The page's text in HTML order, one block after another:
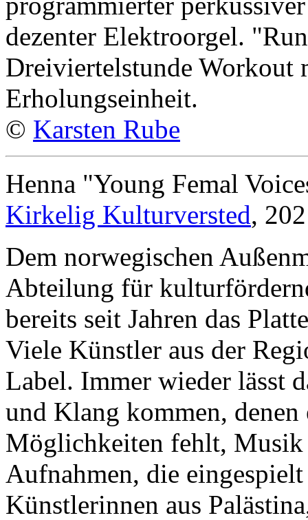
dezenter Elektroorgel.
Dreiviertelstunde Workout
Erholungseinheit.
© Karsten Rube
Henna "Young Femal
Kirkelig Kulturversted,
Dem norwegischen
Abteilung für
bereits seit Jahren das
Viele Künstler aus der
Label. Immer wieder lässt
und Klang kommen,
Möglichkeiten fehlt, Musik
Aufnahmen, die
Künstlerinnen aus